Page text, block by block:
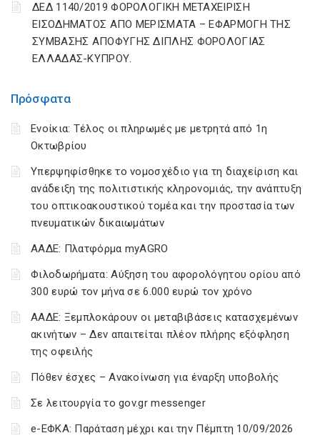
Πρόσφατα
Ενοίκια: Τέλος οι πληρωμές με μετρητά από 1η
Οκτωβρίου
Υπερψηφίσθηκε το νομοσχέδιο για τη διαχείριση και
ανάδειξη της πολιτιστικής κληρονομιάς, την ανάπτυξη
του οπτικοακουστικού τομέα και την προστασία των
πνευματικών δικαιωμάτων
ΑΑΔΕ: Πλατφόρμα myAGRO
Φιλοδωρήματα: Αύξηση του αφορολόγητου ορίου από
300 ευρώ τον μήνα σε 6.000 ευρώ τον χρόνο
ΑΑΔΕ: Ξεμπλοκάρουν οι μεταβιβάσεις κατασχεμένων
ακινήτων – Δεν απαιτείται πλέον πλήρης εξόφληση
της οφειλής
Πόθεν έσχες – Ανακοίνωση για έναρξη υποβολής
Σε λειτουργία το gov.gr messenger
e-ΕΦΚΑ: Παράταση μέχρι και την Πέμπτη 10/09/2026
ΔΕΔ 1140/2019 ΦΟΡΟΛΟΓΙΚΗ ΜΕΤΑΧΕΙΡΙΣΗ
ΕΙΣΟΔΗΜΑΤΟΣ ΑΠΟ ΜΕΡΙΣΜΑΤΑ – ΕΦΑΡΜΟΓΗ ΤΗΣ
ΣΥΜΒΑΣΗΣ ΑΠΟΦΥΓΗΣ ΔΙΠΛΗΣ ΦΟΡΟΛΟΓΙΑΣ
ΕΛΛΑΔΑΣ-ΚΥΠΡΟΥ.